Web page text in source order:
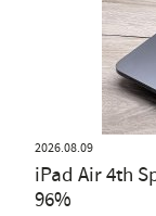
2026.08.09
iPad Air 4th
96%